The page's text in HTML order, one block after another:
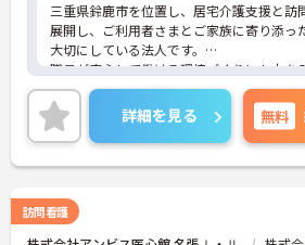
三重県鈴鹿市を位置し、居宅介護支援と訪
展開し、ご利用者さまとご家族に寄り添っ
大切にしている法人です。
職員が安心して働ける環境づくりにも力を
り、子育て中の方でも働きやすい職場を目
ます。今回募集するのは居宅介護支援専門
祝休み・年間休日125日とお休みが充実し
仕事とプライベートの両立がしやすい環境
た、担当件数や認定調査に応じた手当も支
らではの連携の取りやすさがあり、利用者
ひとりと丁寧に向き合いたい方におすすめ
詳細を見る 無料
訪問看護